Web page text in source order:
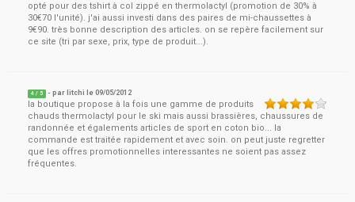
opté pour des tshirt à col zippé en thermolactyl (promotion de 30% à
30€70 l'unité). j'ai aussi investi dans des paires de mi-chaussettes à
9€90. très bonne description des articles. on se repère facilement sur
ce site (tri par sexe, prix, type de produit...).
4 / 5 - par litchi le09/05/2012
la boutique propose à la fois une gamme de produits
chauds thermolactyl pour le ski mais aussi brassières, chaussures de
randonnée et égalements articles de sport en coton bio... la
commande est traitée rapidement et avec soin. on peut juste regretter
que les offres promotionnelles interessantes ne soient pas assez
fréquentes.